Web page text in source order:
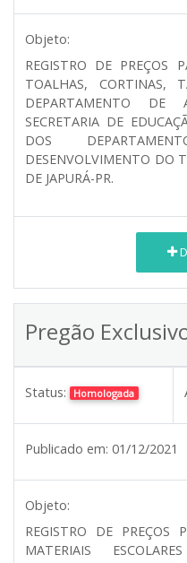
Objeto:
REGISTRO DE PREÇOS
TOALHAS, CORTINAS,
DEPARTAMENTO DE
SECRETARIA DE
DOS
DESENVOLVIMENTO DO
DE JAPURÁ-PR.
Pregão
Status: Homologada
Publicado em: 01/12/2021
Objeto:
REGISTRO DE PREÇOS
MATERIAIS